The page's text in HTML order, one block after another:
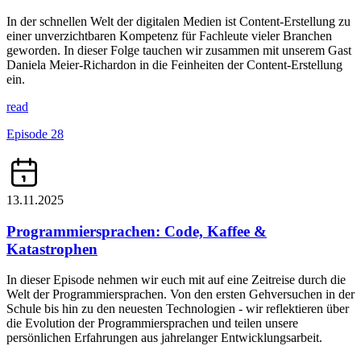
In der schnellen Welt der digitalen Medien ist Content-Erstellung zu
einer unverzichtbaren Kompetenz für Fachleute vieler Branchen
geworden. In dieser Folge tauchen wir zusammen mit unserem Gast
Daniela Meier-Richardon in die Feinheiten der Content-Erstellung
ein.
read
Episode 28
13.11.2025
Programmiersprachen: Code, Kaffee &
Katastrophen
In dieser Episode nehmen wir euch mit auf eine Zeitreise durch die
Welt der Programmiersprachen. Von den ersten Gehversuchen in der
Schule bis hin zu den neuesten Technologien - wir reflektieren über
die Evolution der Programmiersprachen und teilen unsere
persönlichen Erfahrungen aus jahrelanger Entwicklungsarbeit.